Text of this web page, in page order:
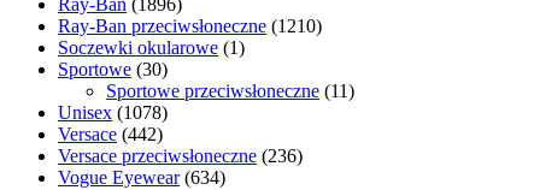
Ray-Ban (1896)
Ray-Ban przeciwsłoneczne (1210)
Soczewki okularowe (1)
Sportowe (30)
Sportowe przeciwsłoneczne (11)
Unisex (1078)
Versace (442)
Versace przeciwsłoneczne (236)
Vogue Eyewear (634)